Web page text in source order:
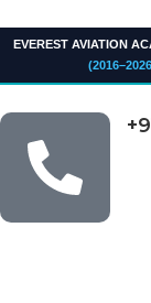
EVEREST AVIATION